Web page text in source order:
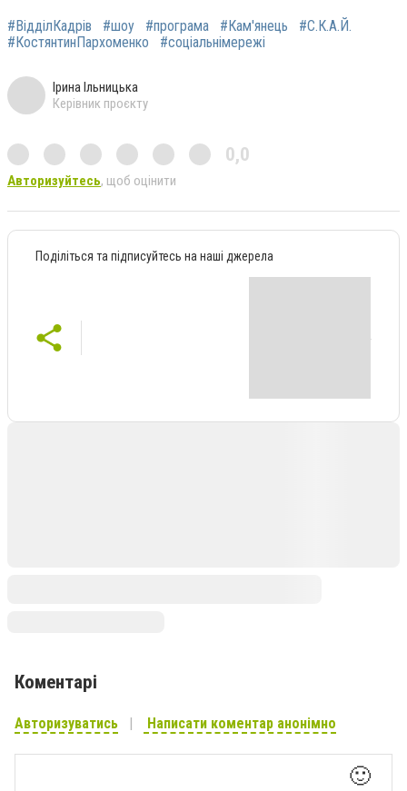
#ВідділКадрів #шоу #програма #Кам'янець
#С.К.А.Й.
#КостянтинПархоменко
#соціальнімережі
Ірина Ільницька
Керівник проєкту
0,0
Авторизуйтесь, щоб оцінити
Поділіться та підписуйтесь на наші джерела
Коментарі
Авторизуватись Написати коментар анонімно
🙂